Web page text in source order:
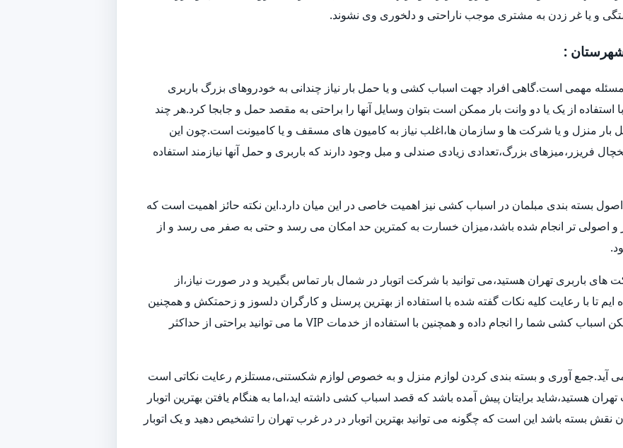
و یا غر زدن به مشتری موجب ناراحتی و دلخوری وی نشوند.
شهرستان :
مهمی است.گاهی افراد جهت اسباب کشی و یا حمل بار نیاز چندانی به خودروهای بزرگ باربری
استفاده از یک یا دو وانت بار ممکن است بتوان وسایل آنها را براحتی به مقصد حمل و جابجا کرد.هر چند
منزل و یا شرکت ها و سازمان ها،اغلب نیاز به کامیون های مسقف و یا کامیونت است.چون این
فریزر،میزهای بزرگ،تعدادی زیادی صندلی و مبل وجود دارند که باربری و حمل آنها نیازمند استفاده
بسته بندی مبلمان در اسباب کشی نیز اهمیت خاصی در این میان دارد.این نکته حائز اهمیت است که
و اصولی تر انجام شده باشد،میزان خسارت به کمترین حد امکان می رسد و حتی به صفر می رسد و از
های باربری تهران هستید،می توانید با شرکت اتوبار در شمال بار تماس بگیرید و در صورت نیاز،از
ایم تا با رعایت کلیه نکات گفته شده با استفاده از بهترین پرسنل و کارگران دلسوز و زحمتکش و همچنین
ناوگانی از بهترین ماشین های باربری و حمل بار،به بهترین شکل ممکن اسباب کشی شما را انجام داده و همچنین با استفاده از خدمات VIP ما می توانید براحتی از حداکثر
می آید.جمع آوری و بسته بندی کردن لوازم منزل و به خصوص لوازم شکستنی،مستلزم رعایت نکاتی است
هستید،شاید برایتان پیش آمده باشد که قصد اسباب کشی داشته اید،اما به هنگام یافتن بهترین اتوبار
بسته باشد این است که چگونه می توانید بهترین اتوبار در در غرب تهران را تشخیص دهید و یک اتوبار